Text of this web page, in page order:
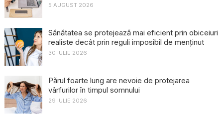
5 AUGUST 2026
Sănătatea se protejează mai eficient prin obiceiuri
realiste decât prin reguli imposibil de menținut
30 IULIE 2026
Părul foarte lung are nevoie de protejarea
vârfurilor în timpul somnului
29 IULIE 2026